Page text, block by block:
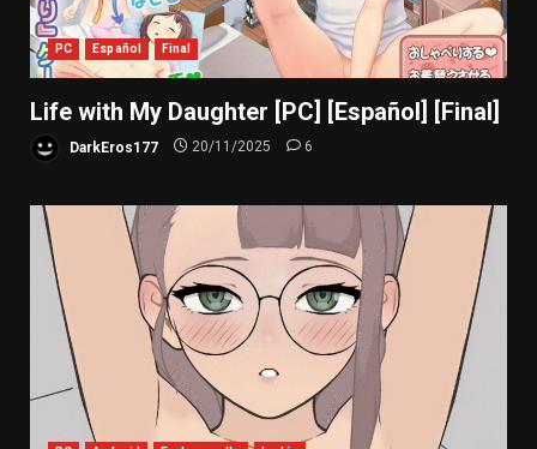
PC Español Final
Life with My Daughter [PC] [Español] [Final]
DarkEros177 20/11/2025 6